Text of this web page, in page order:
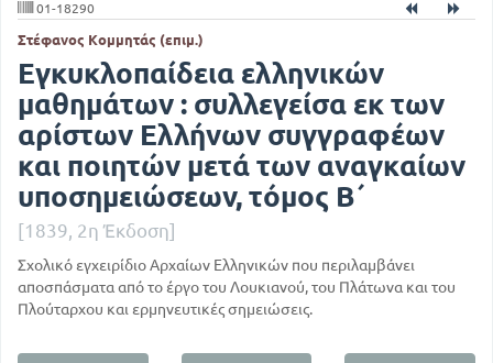
01-18290
Στέφανος Κομμητάς (επιμ.)
Εγκυκλοπαίδεια ελληνικών
μαθημάτων : συλλεγείσα εκ των
αρίστων Ελλήνων συγγραφέων
και ποιητών μετά των αναγκαίων
υποσημειώσεων, τόμος Β΄
[1839, 2η Έκδοση]
Σχολικό εγχειρίδιο Αρχαίων Ελληνικών που περιλαμβάνει
αποσπάσματα από το έργο του Λουκιανού, του Πλάτωνα και του
Πλούταρχου και ερμηνευτικές σημειώσεις.